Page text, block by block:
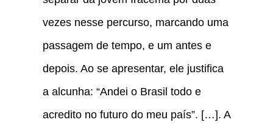
vezes nesse percurso, marcando uma
passagem de tempo, e um antes e
depois. Ao se apresentar, ele justifica
a alcunha: “Andei o Brasil todo e
acredito no futuro do meu país”. […]. A